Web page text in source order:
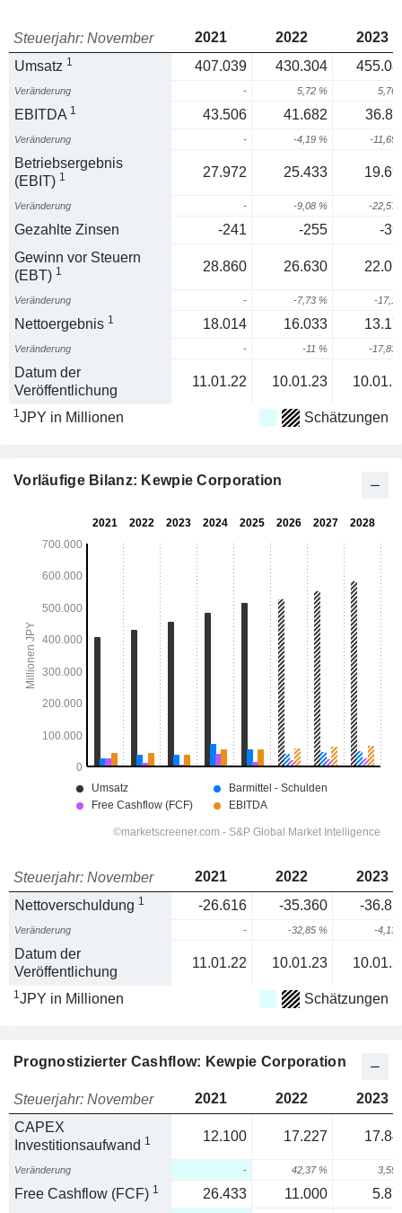
Steuerjahr: November 2021 2022
2023
Umsatz 1 407.039 430.304
Veränderung - 5,72 % 5,76
EBITDA 1 43.506 41.682
Veränderung - -4,19 % -11,69
Betriebsergebnis
(EBIT) 1 27.972 25.433
Veränderung - -9,08 % -22,57
Gezahlte Zinsen -241 -255
-
Gewinn vor Steuern
(EBT) 1 28.860 26.630
Veränderung - -7,73 % -17,1
Nettoergebnis 1 18.014 16.033
Veränderung - -11 % -17,83
Datum der
Veröffentlichung
11.01.22 10.01.23
1JPY in Millionen Schätzungen
Vorläufige Bilanz: Kewpie Corporation
Steuerjahr: November 2021 2022
2023
Nettoverschuldung 1 -26.616 -35.360 -
Veränderung - -32,85 % -4,13
Datum der
Veröffentlichung
11.01.22 10.01.23
1JPY in Millionen Schätzungen
Prognostizierter Cashflow: Kewpie Corporation
Steuerjahr: November 2021 2022
2023
CAPEX
Investitionsaufwand 1 12.100 17.227
Veränderung - 42,37 % 3,59
Free Cashflow (FCF) 1 26.433 11.000